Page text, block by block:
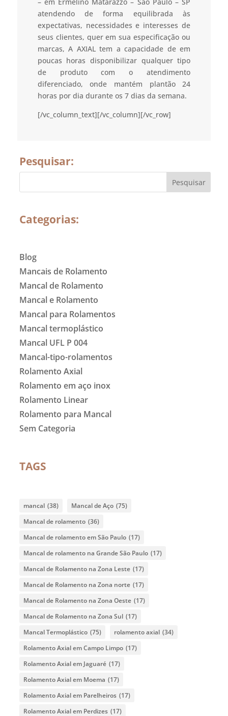
atendendo de forma equilibrada às
expectativas, necessidades e interesses de
seus clientes, quer em sua especificação ou
marcas, A AXIAL tem a capacidade de em
poucas horas disponibilizar qualquer tipo
de produto com o atendimento
diferenciado, onde mantém plantão 24
horas por dia durante os 7 dias da semana.
[/vc_column_text][/vc_column][/vc_row]
Pesquisar:
Categorias:
Blog
Mancais de Rolamento
Mancal de Rolamento
Mancal e Rolamento
Mancal para Rolamentos
Mancal termoplástico
Mancal UFL P 004
Mancal-tipo-rolamentos
Rolamento Axial
Rolamento em aço inox
Rolamento Linear
Rolamento para Mancal
Sem Categoria
TAGS
mancal (38) Mancal de Aço (75)
Mancal de rolamento (36)
Mancal de rolamento em São Paulo (17)
Mancal de rolamento na Grande São Paulo (17)
Mancal de Rolamento na Zona Leste (17)
Mancal de Rolamento na Zona norte (17)
Mancal de Rolamento na Zona Oeste (17)
Mancal de Rolamento na Zona Sul (17)
Mancal Termoplástico (75) rolamento axial (34)
Rolamento Axial em Campo Limpo (17)
Rolamento Axial em Jaguaré (17)
Rolamento Axial em Moema (17)
Rolamento Axial em Parelheiros (17)
Rolamento Axial em Perdizes (17)